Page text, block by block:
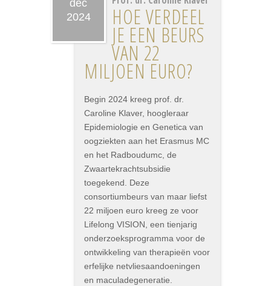
dec
2024
HOE VERDEEL
JE EEN BEURS
VAN 22
MILJOEN EURO?
Begin 2024 kreeg prof. dr.
Caroline Klaver, hoogleraar
Epidemiologie en Genetica van
oogziekten aan het Erasmus MC
en het Radboudumc, de
Zwaartekrachtsubsidie
toegekend. Deze
consortiumbeurs van maar liefst
22 miljoen euro kreeg ze voor
Lifelong VISION, een tienjarig
onderzoeksprogramma voor de
ontwikkeling van therapieën voor
erfelijke netvliesaandoeningen
en maculadegeneratie.